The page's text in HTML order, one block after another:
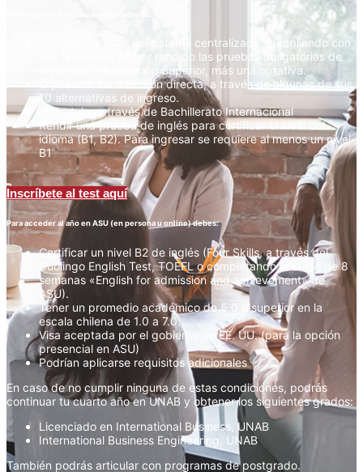
Postular a través del sistema centralizado, cumpliendo con
dos requisitos: Haber rendido las pruebas obligatorias de
ingreso a la Educación Superior, más una optativa.
O postular vía admisión directa, a través de algunas de sus
10 alternativas de ingreso.
O Postular a través de Bachillerato Internacional
Rendir una prueba de inglés para certificar el nivel del
idioma (B1, B2). Para ingresar se requiere al menos un nivel
B1
Inscríbete al test aquí
Para acceder al año en ASU (en persona u online) debes:
Certificar un nivel B2 de inglés (Four Skills, a través del
Duolingo English Test, TOEFL o completando el curso de 8
semanas «English for admission and achievement» de
ASU).
Tener un promedio académico de 5.0 o superior en la
escala chilena de 1.0 a 7.0.
Visa aceptada por el gobierno de EE. UU. (para la opción
presencial en ASU)
Podrían aplicarse requisitos adicionales
En caso de no cumplir ninguna de estas condiciones, podrás
continuar tu cuarto año en UNAB y obtener los siguientes grados:
Licenciado en International Business, UNAB
International Business Engineering, UNAB
También podrás articular con programas de postgrado.